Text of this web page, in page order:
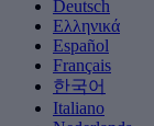
Deutsch
Ελληνικά
Español
Français
한국어
Italiano